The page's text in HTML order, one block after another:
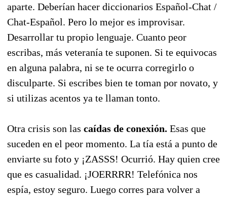
aparte. Deberían hacer diccionarios Español-Chat /
Chat-Español. Pero lo mejor es improvisar.
Desarrollar tu propio lenguaje. Cuanto peor
escribas, más veteranía te suponen. Si te equivocas
en alguna palabra, ni se te ocurra corregirlo o
disculparte. Si escribes bien te toman por novato, y
si utilizas acentos ya te llaman tonto.
Otra crisis son las caídas de conexión. Esas que
suceden en el peor momento. La tía está a punto de
enviarte su foto y ¡ZASSS! Ocurrió. Hay quien cree
que es casualidad. ¡JOERRRR! Telefónica nos
espía, estoy seguro. Luego corres para volver a